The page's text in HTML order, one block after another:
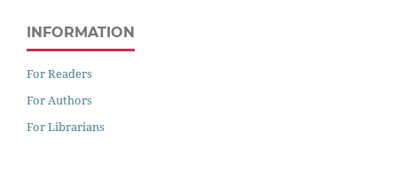
INFORMATION
For Readers
For Authors
For Librarians